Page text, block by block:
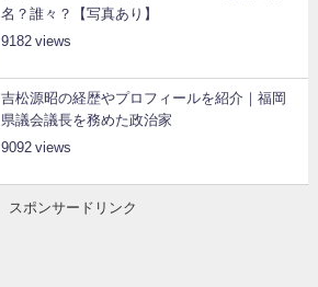
名？誰々？【写真あり】
9182
吉松源昭の経歴やプロフィールを紹介｜福岡
県議会議長を務めた政治家
9092
スポンサードリンク